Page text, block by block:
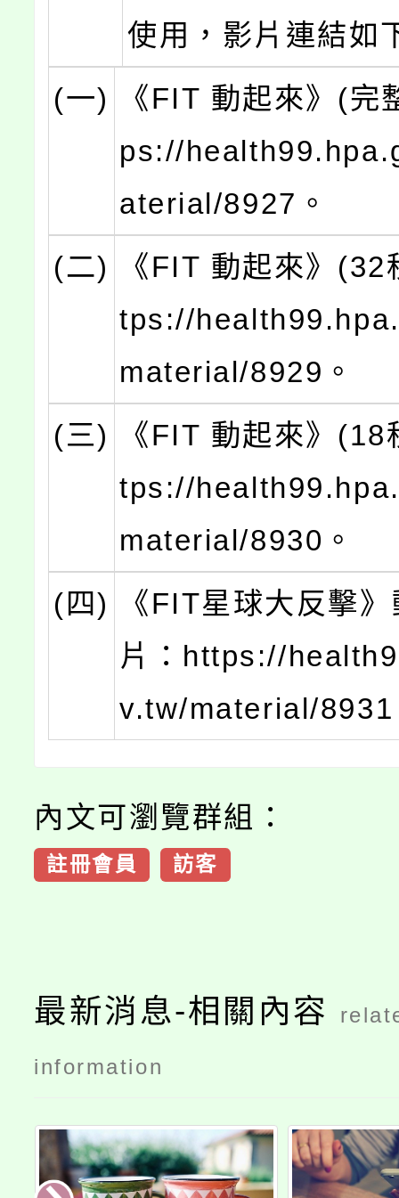
使用，影片連結如
(一)
《FIT 動起來》(完
ps://
aterial/8927。
(二)
《FIT 動起來》
tps://
material/8929。
(三)
《FIT 動起來》
tps://
material/8930。
(四)
《FIT星球大反擊
片：https://
v.tw/material/8931
內文可瀏覽群組：
註冊會員 訪客
最新消息-相關內容
information